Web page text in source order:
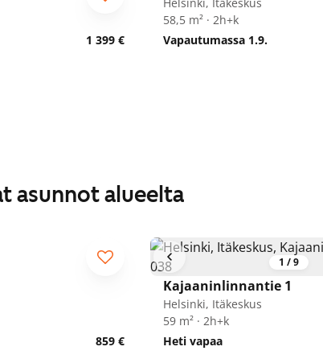
1 399 €
58,5 m² · 2h+k
Vapautumassa 1.9.
asunnot alueelta
859 €
1 /9
Kajaaninlinnantie 1
Helsinki, Itäkeskus
59 m² · 2h+k
Heti vapaa